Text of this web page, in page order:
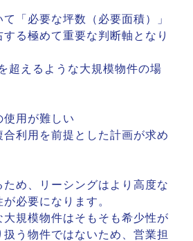
「必要な坪数（必要面積）」
る極めて重要な判断軸となり
超えるような大規模物件の場
使用が難しい
合利用を前提とした計画が求め
ため、リーシングはより高度な
必要になります。
大規模物件はそもそも希少性が
う物件ではないため、営業担